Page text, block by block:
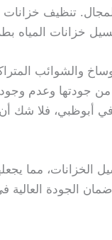
تنظيف خزانات
خزانات المياه
والشوائب
جودتها وعدم وجود
أبوظبي، فلا شك
مما
الجودة العالية